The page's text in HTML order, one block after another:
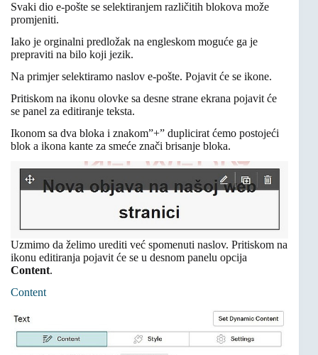
Svaki dio e-pošte se selektiranjem različitih blokova može
promjeniti.
Iako je orginalni predložak na engleskom moguće ga je
prepraviti na bilo koji jezik.
Na primjer selektiramo naslov e-pošte. Pojavit će se ikone.
Pritiskom na ikonu olovke sa desne strane ekrana pojavit će
se panel za editiranje teksta.
Ikonom sa dva bloka i znakom”+” duplicirat ćemo postojeći
blok a ikona kante za smeće znači brisanje bloka.
Uzmimo da želimo urediti već spomenuti naslov. Pritiskom na
ikonu editiranja pojavit će se u desnom panelu opcija
Content.
Content